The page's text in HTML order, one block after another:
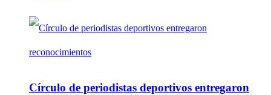
Círculo de periodistas deportivos entregaron